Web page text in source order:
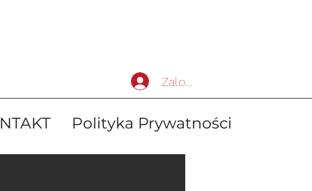
Polityka Prywatności
Zaloguj się